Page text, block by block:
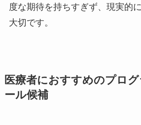
度な期待を持ちすぎず、現実的
大切です。
医療者におすすめのプロ
ール候補